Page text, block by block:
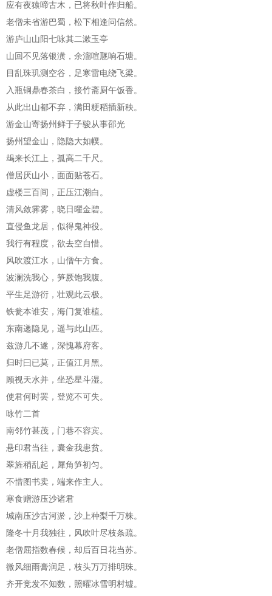
应有夜猿啼古木，已将秋叶作归船。
老僧未省游巴蜀，松下相逢问信然。
游庐山山阳七咏其二漱玉亭
山回不见落银潢，余溜喧豗响石塘。
目乱珠玑测空谷，足寒雷电绕飞梁。
入瓶铜鼎春茶白，接竹斋厨午饭香。
从此出山都不弃，满田粳稻插新秧。
游金山寄扬州鲜于子骏从事邵光
扬州望金山，隐隐大如幞。
朅来长江上，孤高二千尺。
僧居厌山小，面面贴苍石。
虚楼三百间，正压江潮白。
清风敛霁雾，晓日曜金碧。
直侵鱼龙居，似得鬼神役。
我行有程度，欲去空自惜。
风吹渡江水，山僧午方食。
波澜洗我心，笋厥饱我腹。
平生足游衍，壮观此云极。
铁瓮本谁安，海门复谁植。
东南递隐见，遥与此山匹。
兹游几不遂，深愧幕府客。
归时曰已莫，正值江月黑。
顾视天水并，坐恐星斗湿。
使君何时罢，登览不可失。
咏竹二首
南邻竹甚茂，门巷不容宾。
悬印君当往，囊金我患贫。
翠旌稍乱起，犀角笋初匀。
不惜图书卖，端来作主人。
寒食赠游压沙诸君
城南压沙古河淤，沙上种梨千万株。
隆冬十月我独往，风吹叶尽枝条疏。
老僧屈指数春候，却后百日花当苏。
微风细雨膏润足，枝头万万排明珠。
齐开竞发不知数，照曜冰雪明村墟。